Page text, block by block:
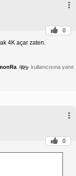
0
4K açar zaten.
kullanıcısına yanıt
0